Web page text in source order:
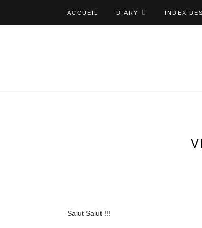
ACCUEIL DIARY INDEX
Salut Salut !!!